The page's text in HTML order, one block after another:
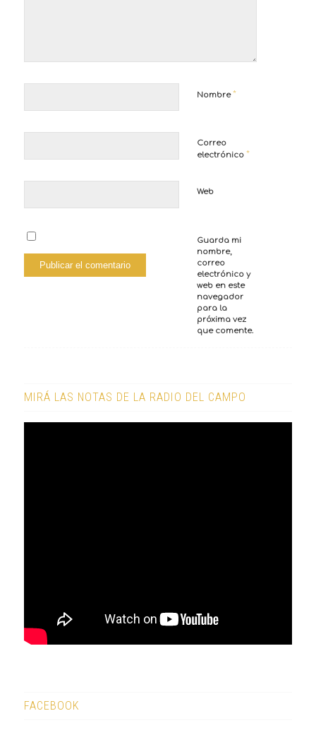
Nombre*
Correo
electrónico *
Web
Guarda mi
nombre,
correo
electrónico y
web en este
navegador
para la
próxima vez
que comente.
MIRÁ LAS NOTAS DE LA RADIO DEL CAMPO
FACEBOOK